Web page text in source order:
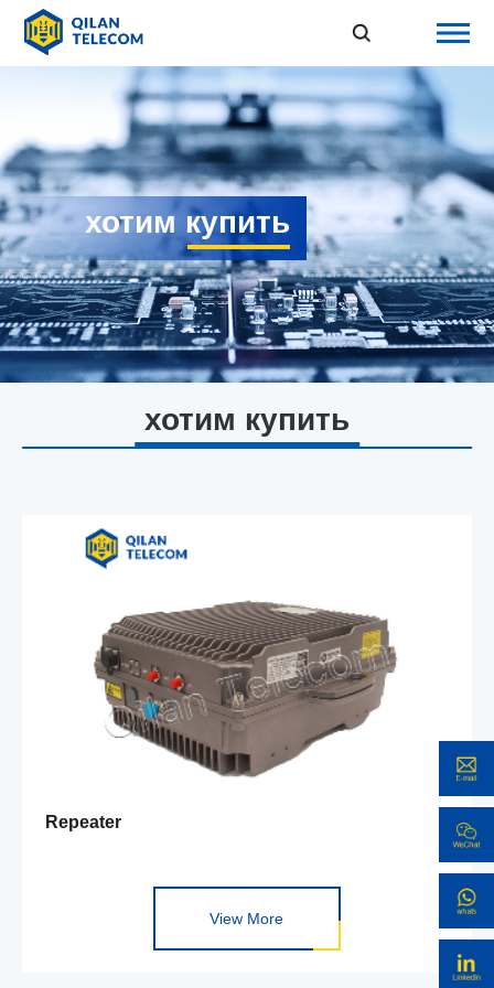
хотим купить
хотим купить
Repeater
View More